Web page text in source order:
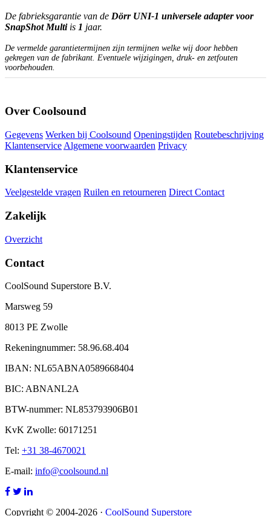
De fabrieksgarantie van de Dörr UNI-1 universele adapter voor
SnapShot Multiis 1 jaar.
De vermelde garantietermijnen zijn termijnen welke wij door hebben
gekregen van de fabrikant. Eventuele wijzigingen, druk- en zetfouten
voorbehouden.
Over Coolsound
Gegevens Werken bij Coolsound Openingstijden Routebeschrijving
Klantenservice Algemene voorwaarden Privacy
Klantenservice
Veelgestelde vragen Ruilen en retourneren Direct Contact
Zakelijk
Overzicht
Contact
CoolSound Superstore B.V.
Marsweg 59
8013 PE Zwolle
Rekeningnummer: 58.96.68.404
IBAN: NL65ABNA0589668404
BIC: ABNANL2A
BTW-nummer: NL853793906B01
KvK Zwolle: 60171251
Tel: +31 38-4670021
E-mail: info@coolsound.nl
Copyright © 2004-2026 · CoolSound Superstore